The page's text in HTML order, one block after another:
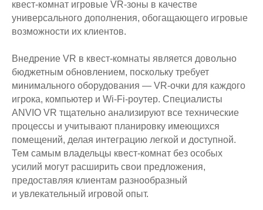
квест-комнат игровые VR-зоны в качестве
универсального дополнения, обогащающего игровые
возможности их клиентов.
Внедрение VR в квест-комнаты является довольно
бюджетным обновлением, поскольку требует
минимального оборудования — VR-очки для каждого
игрока, компьютер и Wi-Fi-роутер. Специалисты
ANVIO VR тщательно анализируют все технические
процессы и учитывают планировку имеющихся
помещений, делая интеграцию легкой и доступной.
Тем самым владельцы квест-комнат без особых
усилий могут расширить свои предложения,
предоставляя клиентам разнообразный
и увлекательный игровой опыт.